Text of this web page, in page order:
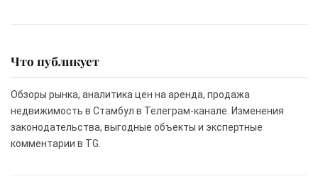
Что публикует
Обзоры рынка, аналитика цен на аренда, продажа
недвижимость в Стамбул в Телеграм-канале. Изменения
законодательства, выгодные объекты и экспертные
комментарии в TG.